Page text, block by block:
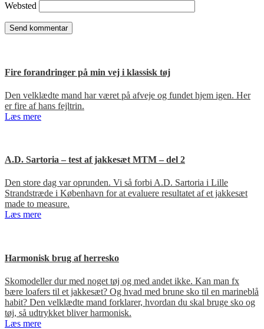
Websted
Fire forandringer på min vej i klassisk tøj
Den velklædte mand har været på afveje og fundet hjem igen. Her
er fire af hans fejltrin.
Læs mere
A.D. Sartoria – test af jakkesæt MTM – del 2
Den store dag var oprunden. Vi så forbi A.D. Sartoria i Lille
Strandstræde i København for at evaluere resultatet af et jakkesæt
made to measure.
Læs mere
Harmonisk brug af herresko
Skomodeller dur med noget tøj og med andet ikke. Kan man fx
bære loafers til et jakkesæt? Og hvad med brune sko til en marineblå
habit? Den velklædte mand forklarer, hvordan du skal bruge sko og
tøj, så udtrykket bliver harmonisk.
Læs mere